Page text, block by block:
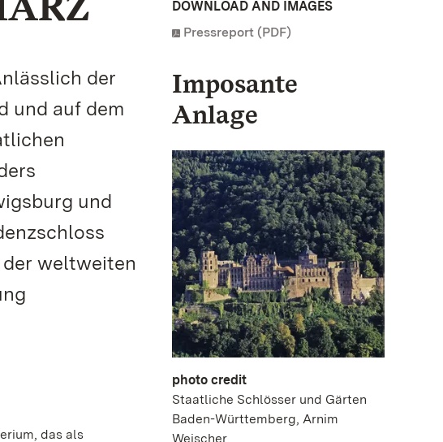
der
und auf dem
und
der weltweiten
das als
DOWNLOAD AND IMAGES
Pressreport (PDF)
Imposante
Anlage
photo credit
Staatliche Schlösser und Gärten
Baden-Württemberg, Arnim
Weischer